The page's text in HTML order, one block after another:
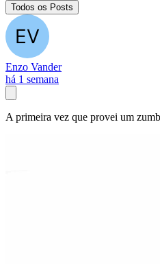
Todos os Posts
Enzo Vander
há 1 semana
A primeira vez que provei um